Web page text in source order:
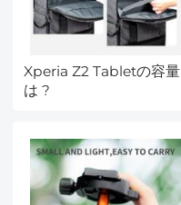
Xperia Z2 Tabletの容量
は ?